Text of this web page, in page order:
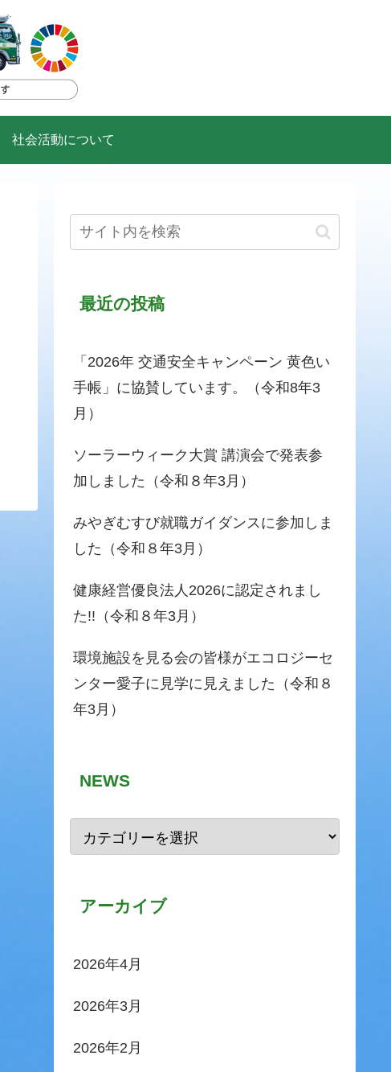
社会活動について
最近の投稿
「2026年 交通安全キャンペーン 黄色い
手帳」に協賛しています。（令和8年3
月）
ソーラーウィーク大賞 講演会で発表参
加しました（令和８年3月）
みやぎむすび就職ガイダンスに参加しま
した（令和８年3月）
健康経営優良法人2026に認定されまし
た!!（令和８年3月）
環境施設を見る会の皆様がエコロジーセ
ンター愛子に見学に見えました（令和８
年3月）
NEWS
アーカイブ
2026年4月
2026年3月
2026年2月